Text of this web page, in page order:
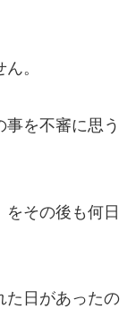
。
を不審に思う
をその後も何日
た日があったの